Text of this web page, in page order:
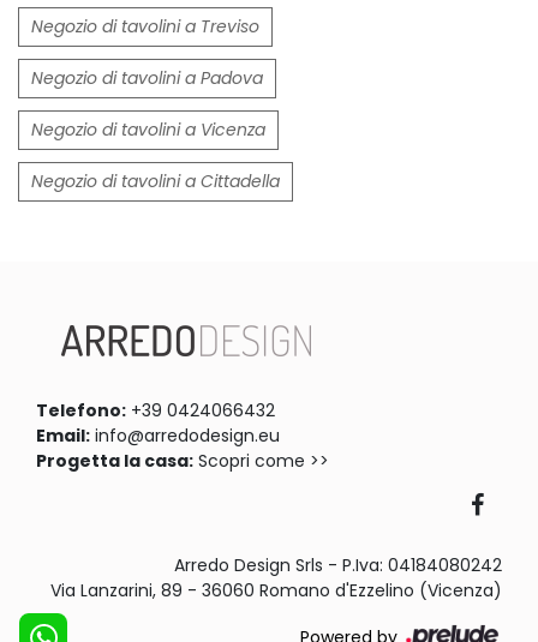
Negozio di tavolini a Treviso
Negozio di tavolini a Padova
Negozio di tavolini a Vicenza
Negozio di tavolini a Cittadella
Telefono: +39 0424066432
Email: info@arredodesign.eu
Progetta la casa: Scopri come >>
Arredo Design Srls - P.Iva: 04184080242
Via Lanzarini, 89 - 36060 Romano d'Ezzelino (Vicenza)
Powered by